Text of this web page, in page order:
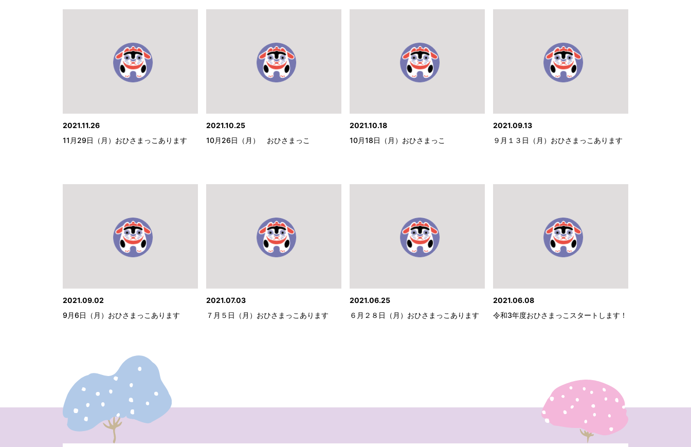
2021.11.26
11月29日（月）おひさまっこあります
2021.10.25
10月26日（月） おひさまっこ
2021.10.18
10月18日（月）おひさまっこ
2021.09.13
９月１３日（月）おひさまっこあります
2021.09.02
9月6日（月）おひさまっこあります
2021.07.03
７月５日（月）おひさまっこあります
2021.06.25
６月２８日（月）おひさまっこあります
2021.06.08
令和3年度おひさまっこスタートします！